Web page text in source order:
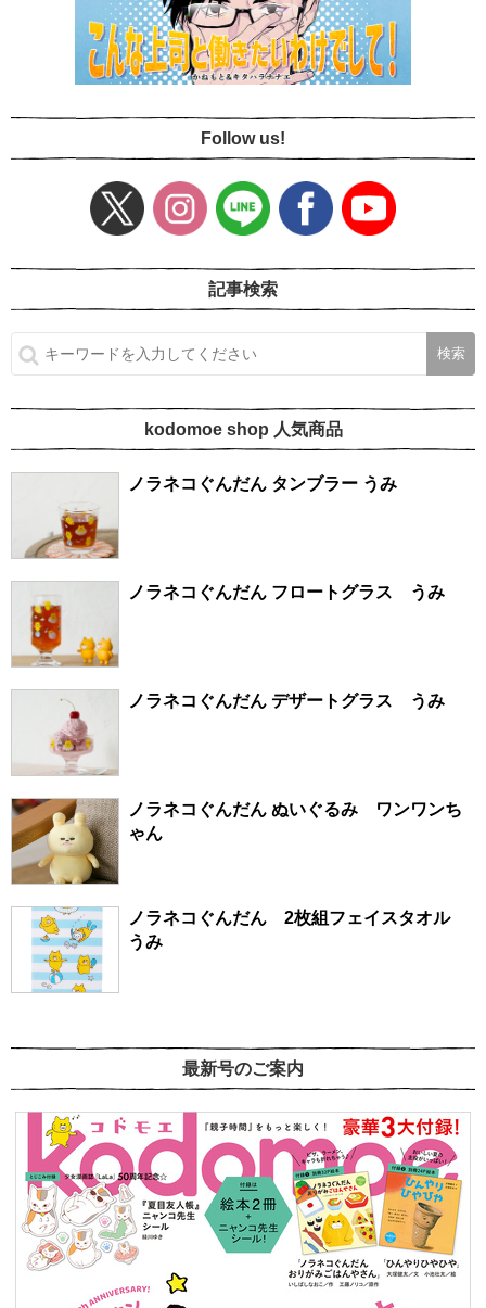
Follow us!
記事検索
kodomoe shop 人気商品
ノラネコぐんだん タンブラー うみ
ノラネコぐんだん フロートグラス うみ
ノラネコぐんだん デザートグラス うみ
ノラネコぐんだん ぬいぐるみ ワンワンち
ゃん
ノラネコぐんだん 2枚組フェイスタオル
うみ
最新号のご案内